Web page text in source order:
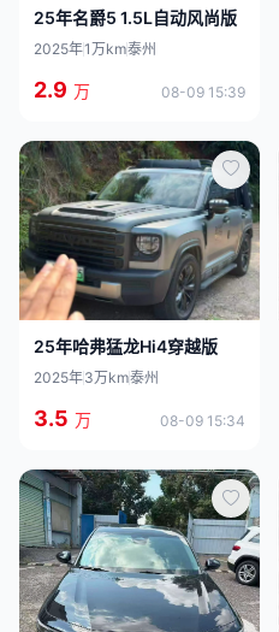
25年名爵5 1.5L自动风尚版
2025年1万km泰州
2.9 万 08-09 15:39
25年哈弗猛龙Hi4穿越版
2025年3万km泰州
3.5 万 08-09 15:34